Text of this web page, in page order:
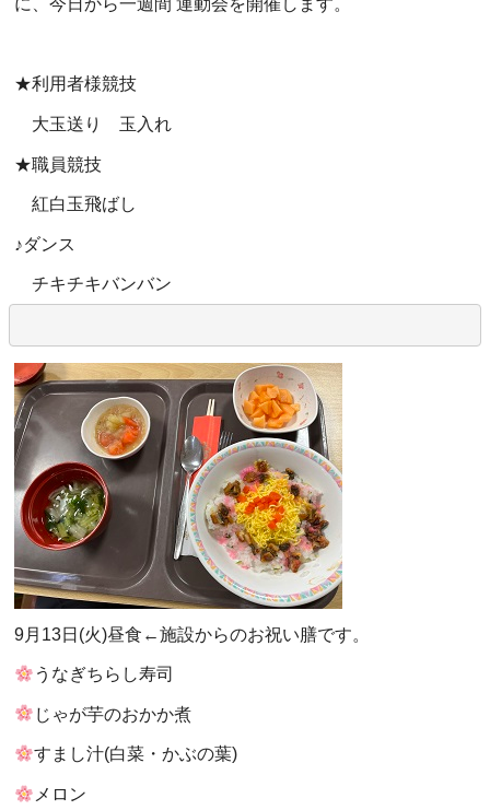
に、今日から一週間 運動会を開催します。
★利用者様競技
大玉送り 玉入れ
★職員競技
紅白玉飛ばし
♪ダンス
チキチキバンバン
9月13日(火)昼食←施設からのお祝い膳です。
うなぎちらし寿司
じゃが芋のおかか煮
すまし汁(白菜・かぶの葉)
メロン